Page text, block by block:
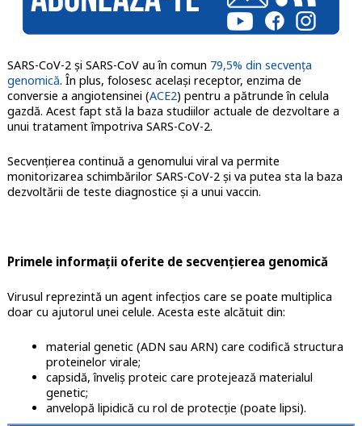
SARS-CoV-2 și SARS-CoV au în comun 79,5% din secvența
genomică. În plus, folosesc același receptor, enzima de
conversie a angiotensinei (ACE2) pentru a pătrunde în celula
gazdă. Acest fapt stă la baza studiilor actuale de dezvoltare a
unui tratament împotriva SARS-CoV-2.
Secvențierea continuă a genomului viral va permite
monitorizarea schimbărilor SARS-CoV-2 și va putea sta la baza
dezvoltării de teste diagnostice și a unui vaccin.
Primele informații oferite de secvențierea genomică
Virusul reprezintă un agent infecțios care se poate multiplica
doar cu ajutorul unei celule. Acesta este alcătuit din:
material genetic (ADN sau ARN) care codifică structura
proteinelor virale;
capsidă, înveliș proteic care protejează materialul
genetic;
anvelopă lipidică cu rol de protecție (poate lipsi).